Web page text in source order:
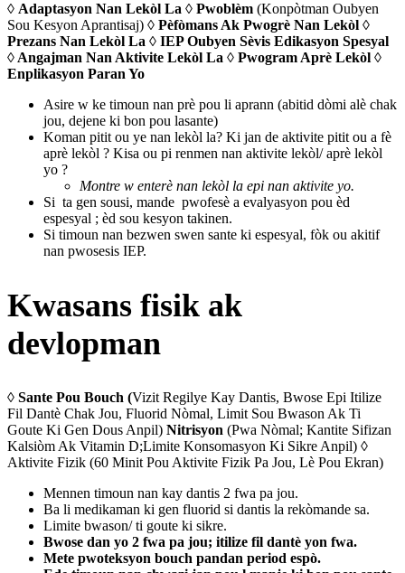
◊ Adaptasyon Nan Lekòl La ◊ Pwoblèm (Konpòtman Oubyen
Sou Kesyon Aprantisaj) ◊ Pèfòmans Ak Pwogrè Nan Lekòl ◊
Prezans Nan Lekòl La ◊ IEP Oubyen Sèvis Edikasyon Spesyal
◊ Angajman Nan Aktivite Lekòl La ◊ Pwogram Aprè Lekòl ◊
Enplikasyon Paran Yo
Asire w ke timoun nan prè pou li aprann (abitid dòmi alè chak
jou, dejene ki bon pou lasante)
Koman pitit ou ye nan lekòl la? Ki jan de aktivite pitit ou a fè
aprè lekòl ? Kisa ou pi renmen nan aktivite lekòl/ aprè lekòl
yo ?
Montre w enterè nan lekòl la epi nan aktivite yo.
Si ta gen sousi, mande pwofesè a evalyasyon pou èd
espesyal ; èd sou kesyon takinen.
Si timoun nan bezwen swen sante ki espesyal, fòk ou akitif
nan pwosesis IEP.
Kwasans fisik ak
devlopman
◊ Sante Pou Bouch (Vizit Regilye Kay Dantis, Bwose Epi Itilize
Fil Dantè Chak Jou, Fluorid Nòmal, Limit Sou Bwason Ak Ti
Goute Ki Gen Dous Anpil) Nitrisyon (Pwa Nòmal; Kantite Sifizan
Kalsiòm Ak Vitamin D;Limite Konsomasyon Ki Sikre Anpil) ◊
Aktivite Fizik (60 Minit Pou Aktivite Fizik Pa Jou, Lè Pou Ekran)
Mennen timoun nan kay dantis 2 fwa pa jou.
Ba li medikaman ki gen fluorid si dantis la rekòmande sa.
Limite bwason/ ti goute ki sikre.
Bwose dan yo 2 fwa pa jou; itilize fil dantè yon fwa.
Mete pwoteksyon bouch pandan period espò.